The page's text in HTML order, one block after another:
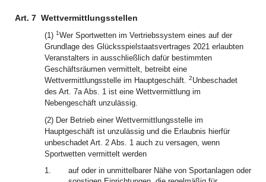
Art. 7 Wettvermittlungsstellen
(1) 1Wer Sportwetten im Vertriebssystem eines auf der
Grundlage des Glücksspielstaatsvertrages 2021 erlaubten
Veranstalters in ausschließlich dafür bestimmten
Geschäftsräumen vermittelt, betreibt eine
Wettvermittlungsstelle im Hauptgeschäft. 2Unbeschadet
des Art. 7a Abs. 1 ist eine Wettvermittlung im
Nebengeschäft unzulässig.
(2) Der Betrieb einer Wettvermittlungsstelle im
Hauptgeschäft ist unzulässig und die Erlaubnis hierfür
unbeschadet Art. 2 Abs. 1 auch zu versagen, wenn
Sportwetten vermittelt werden
1.
auf oder in unmittelbarer Nähe von Sportanlagen oder